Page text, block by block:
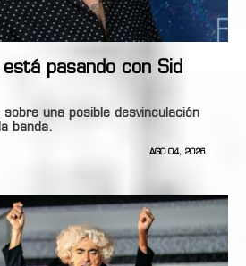
pasando con Sid
una posible desvinculación
banda.
AGO 04, 2026